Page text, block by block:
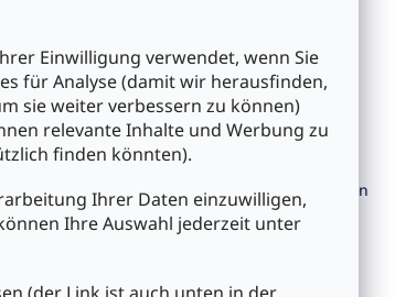
Einwilligung verwendet, wenn Sie
für Analyse (damit wir herausfinden,
sie weiter verbessern zu können)
relevante Inhalte und Werbung zu
finden könnten).
Ihrer Daten einzuwilligen,
Ihre Auswahl jederzeit unter
(der Link ist auch unten in der
bei Mükra
Partner seit 1979
Preise
Kundenservice
Über Mükra
AGB
Versandinformationen
Datenschutz
Batterienverordnung